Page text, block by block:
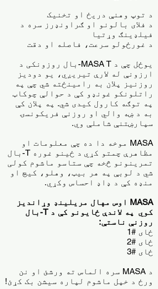
د توپ وهنې دریځ او تخنیک
د فلای بالونو او ګراونډرز سره د
فیلډینګ وړتیا
د غورځولو سرعت، فاصله او دقت
یوځل چې د MASA T-بال روزونکی د
ارزونې له لارې تیریږي، یو دودیز
روزنیز پلان به رامینځته شي چې په
راتلونکو غونډو کې د حوالې چوکاټ
په توګه کارول کیدی شي. په پلان کې
به د ښه والي او روزنې فریکونسۍ
سپارښتنې شاملې وي.
MASA موخه دا ده چې معلومات او
مظاهرې چمتو کړي
د ځینو غوره T-بال
تمرینونو څخه چې ستاسو ماشوم کولی
شي د لوبې په هر بیټ، وهلو، کیچ او
منډه کې د ډاډ احساس وکړي.
MASA اوس مهال مریلینډ وړاندیز
کوي
په لاندې ځایونو کې د T-بال
روزنې ناستې:
ځای #1
ځای #2
ځای #3
د MASA سره الماس ته ورشئ او نن
ورځ د خپل ماشوم لپاره سیشن بک کړئ!